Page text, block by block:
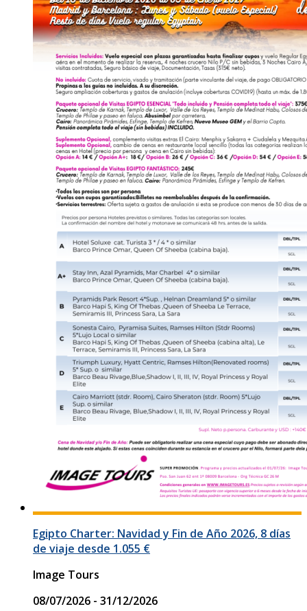
Egipto Charter: Navidad y Fin de Año 2026, 8 días
de viaje desde 1.055 €
Image Tours
08/07/2026 - 31/12/2026